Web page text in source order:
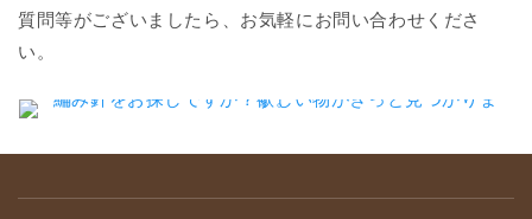
質問等がございましたら、お気軽にお問い合わせくださ
い。